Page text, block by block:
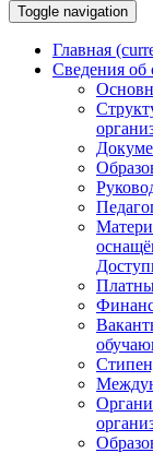
Toggle navigation
Главная
Сведения об